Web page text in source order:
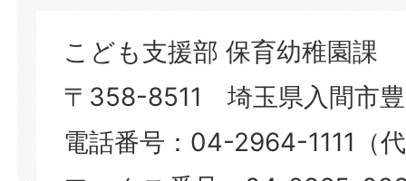
こども支援部 保育幼稚園課
〒358-8511 埼玉県入間市
電話番号：04-2964-1111（